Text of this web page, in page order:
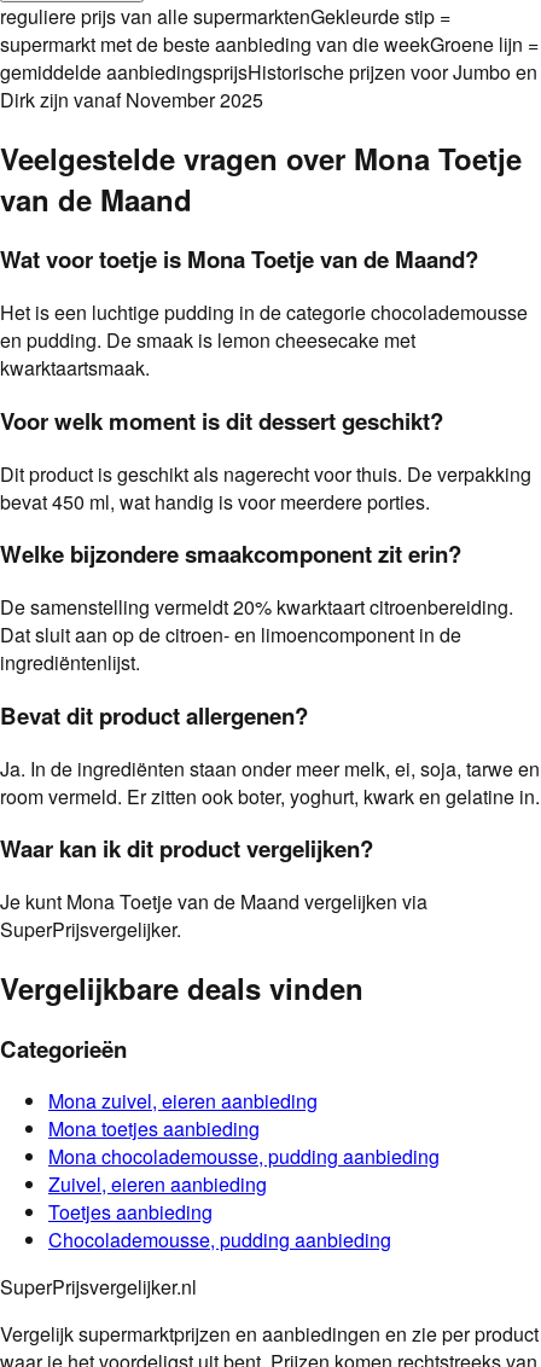
reguliere prijs van alle supermarktenGekleurde stip =
supermarkt met de beste aanbieding van die weekGroene lijn =
gemiddelde aanbiedingsprijsHistorische prijzen voor Jumbo en
Dirk zijn vanaf November 2025
Veelgestelde vragen over Mona Toetje
van de Maand
Wat voor toetje is Mona Toetje van de Maand?
Het is een luchtige pudding in de categorie chocolademousse
en pudding. De smaak is lemon cheesecake met
kwarktaartsmaak.
Voor welk moment is dit dessert geschikt?
Dit product is geschikt als nagerecht voor thuis. De verpakking
bevat 450 ml, wat handig is voor meerdere porties.
Welke bijzondere smaakcomponent zit erin?
De samenstelling vermeldt 20% kwarktaart citroenbereiding.
Dat sluit aan op de citroen- en limoencomponent in de
ingrediëntenlijst.
Bevat dit product allergenen?
Ja. In de ingrediënten staan onder meer melk, ei, soja, tarwe en
room vermeld. Er zitten ook boter, yoghurt, kwark en gelatine in.
Waar kan ik dit product vergelijken?
Je kunt Mona Toetje van de Maand vergelijken via
SuperPrijsvergelijker.
Vergelijkbare deals vinden
Categorieën
Monazuivel, eieren aanbieding
Monatoetjesaanbieding
Monachocolademousse, pudding aanbieding
Zuivel, eieren aanbieding
Toetjesaanbieding
Chocolademousse, pudding aanbieding
SuperPrijsvergelijker.nl
Vergelijk supermarktprijzen en aanbiedingen en zie per product